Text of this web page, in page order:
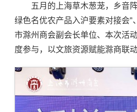
五月的上海草木葱茏，乡音
绿色名优农产品入沪要素对接会”
市滁州商会副会长单位、本次活
度参与，以文旅资源赋能滁商联